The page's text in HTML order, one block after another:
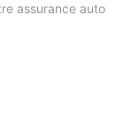
assurance auto